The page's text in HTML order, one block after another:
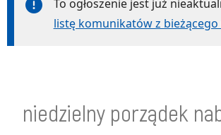
To ogłoszenie jest już
listę komunikatów z
niedzielny porządek